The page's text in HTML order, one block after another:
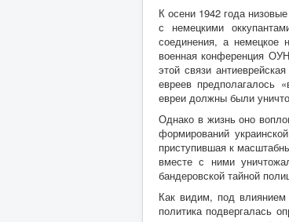
К осени 1942 года
с немецкими
соединения, а немецкое
военная конференция
этой связи
евреев предполагалось
евреи должны были
Однако в жизнь оно
формирований
приступившая к
вместе с ними
бандеровской тайной
Как видим, под влиянием
политика подвергалась